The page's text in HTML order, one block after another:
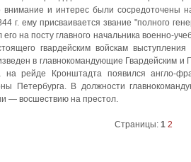
внима­ние и интерес были сосредоточены
г. ему присваивается зва­ние "полного
на посту главного начальника военно-
гвардейским войскам
в главнокомандующие Гвардейским
рейде Кронштадта появился англо-
Петербурга. В должности
— восшествию на престол.
Страницы: 1 2